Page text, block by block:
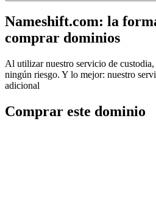
Nameshift.com: la
comprar dominios
Al utilizar nuestro servicio de
ningún riesgo. Y lo mejor: nuestro
adicional
Comprar este dominio